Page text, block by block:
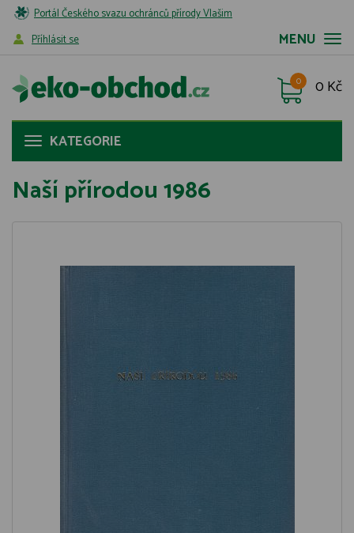
Portál Českého svazu ochránců přírody Vlašim
MENU
Příhlásit se
0 Kč
0
KATEGORIE
Naší přírodou 1986